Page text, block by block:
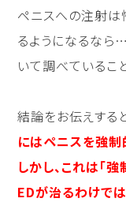
ペニスへの注射は
るようになるな
いて調べているこ
結論をお伝えすると
にはペニスを強制
しかし、これは「
EDが治るわけでは